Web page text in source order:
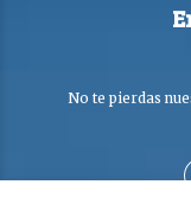
No te pierdas